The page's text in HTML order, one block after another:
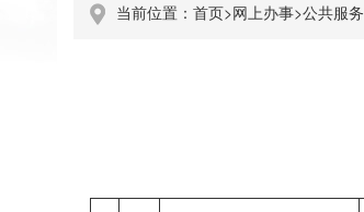
当前位置： 首页>网上办事>公共服务